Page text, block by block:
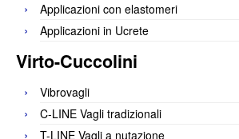
Applicazioni con elastomeri
Applicazioni in Ucrete
Virto-Cuccolini
Vibrovagli
C-LINE Vagli tradizionali
T-LINE Vagli a nutazione